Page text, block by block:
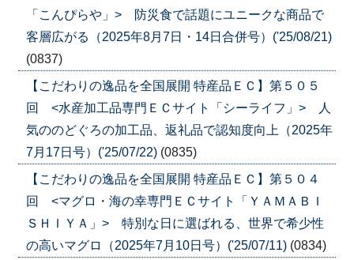
「こんぴらや」> 防災食で話題にユニークな商品で
客層広がる（2025年8月7日・14日合併号）('25/08/21)
(0837)
【こだわりの逸品を全国展開 特産品ＥＣ】第５０５
回 <水産加工品専門ＥＣサイト「シーライフ」> 人
気ののどぐろの加工品、返礼品で認知度向上（2025年
7月17日号）('25/07/22) (0835)
【こだわりの逸品を全国展開 特産品ＥＣ】第５０４
回 <マグロ・海の幸専門ＥＣサイト「ＹＡＭＡＢＩ
ＳＨＩＹＡ」> 特別な日に選ばれる、世界で希少性
の高いマグロ（2025年7月10日号）('25/07/11) (0834)